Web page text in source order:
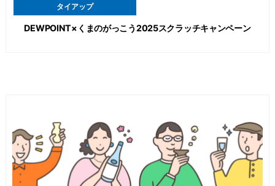
タイアップ
DEWPOINT×くまのがっこう2025スクラッチキャンペーン